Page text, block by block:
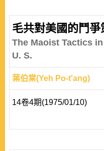
毛共對美國的鬥爭
The Maoist Tactics
U. S.
葉伯棠(Yeh Po-t'ang)
14卷4期(1975/01/10)